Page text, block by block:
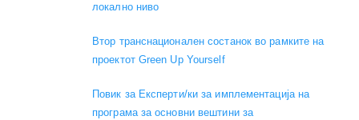
локално ниво
Втор транснационален состанок во рамките на
проектот Green Up Yourself
Повик за Експерти/ки за имплементација на
програма за основни вештини за